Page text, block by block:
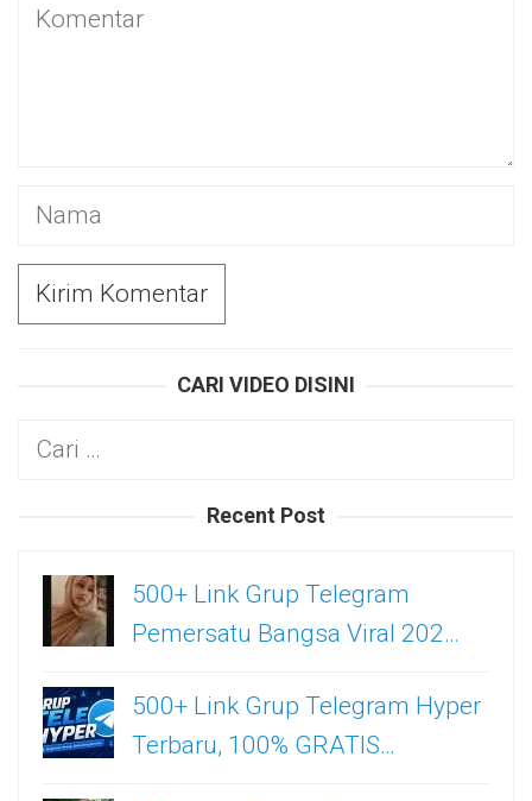
CARI VIDEO DISINI
Cari
Recent Post
500+ Link Grup Telegram
Pemersatu Bangsa Viral 202…
500+ Link Grup Telegram Hyper
Terbaru, 100% GRATIS…